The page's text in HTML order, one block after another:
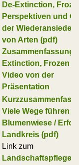
De-Extinction,
Perspektiven und
der
von Arten (pdf)
Zusammenfassung:
Extinction, Frozen
Video von der
Präsentation
Viele Wege führen
Blumenwiese /
Landkreis (pdf)
Link zum